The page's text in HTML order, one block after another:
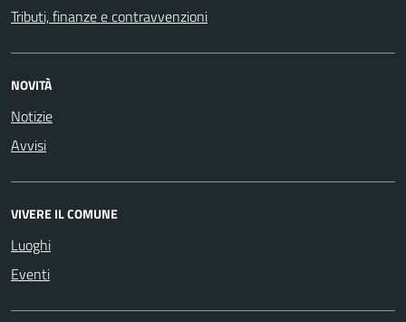
Tributi, finanze e contravvenzioni
NOVITÀ
Notizie
Avvisi
VIVERE IL COMUNE
Luoghi
Eventi